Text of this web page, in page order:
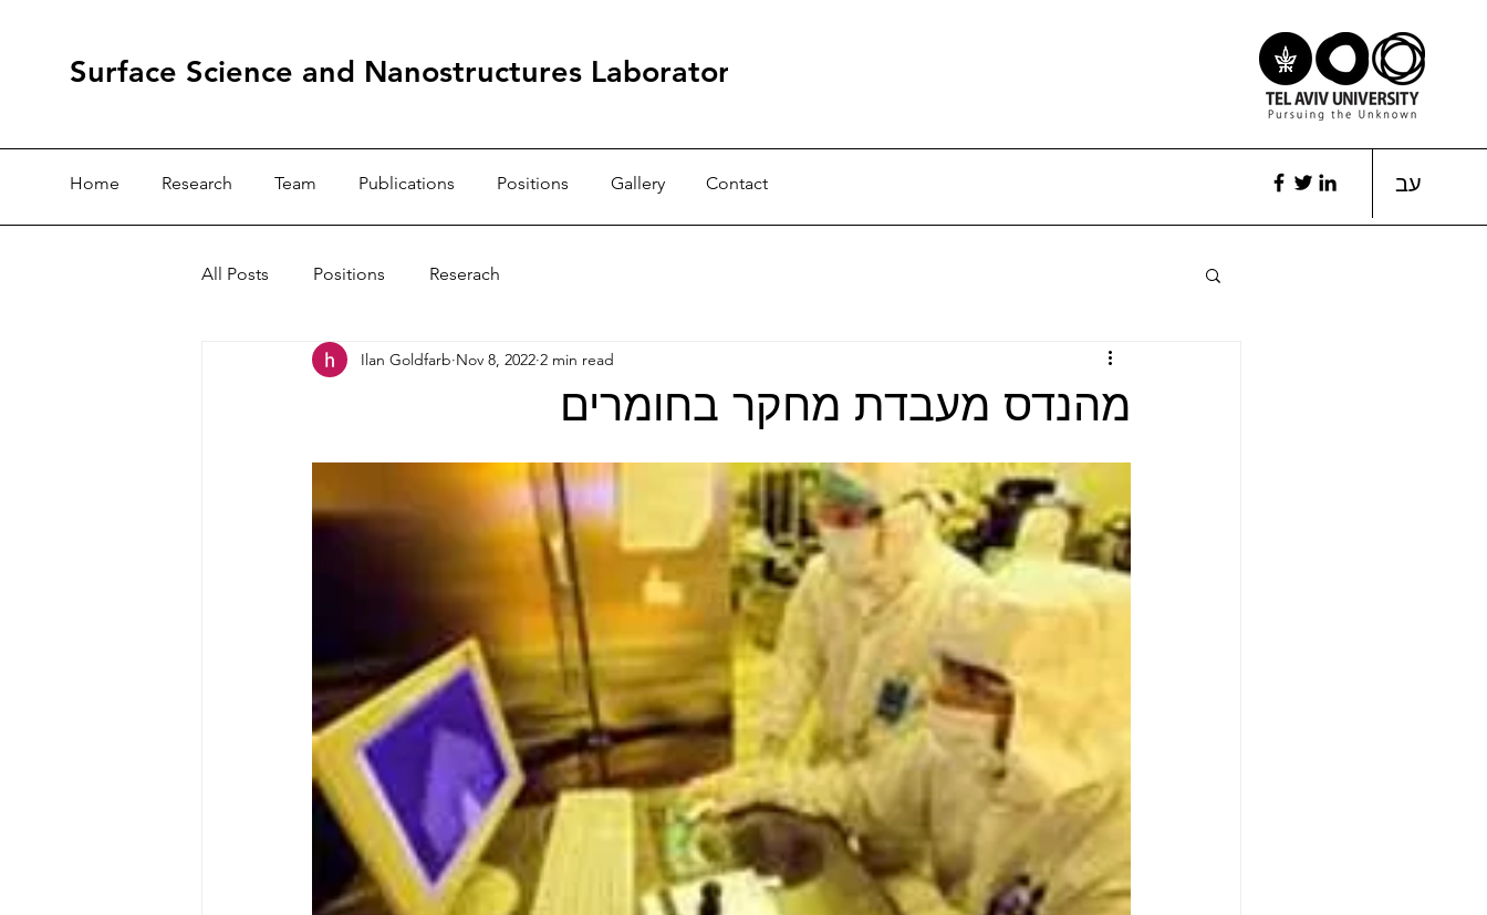
Surface Science and Nanostructures Laboratory
Home Research Team Publications Positions Gallery Contact עב
All Posts Positions Reserach
מהנדס מעבדת מחקר בחומרים
Ilan Goldfarb Nov 8, 2022 2 min read